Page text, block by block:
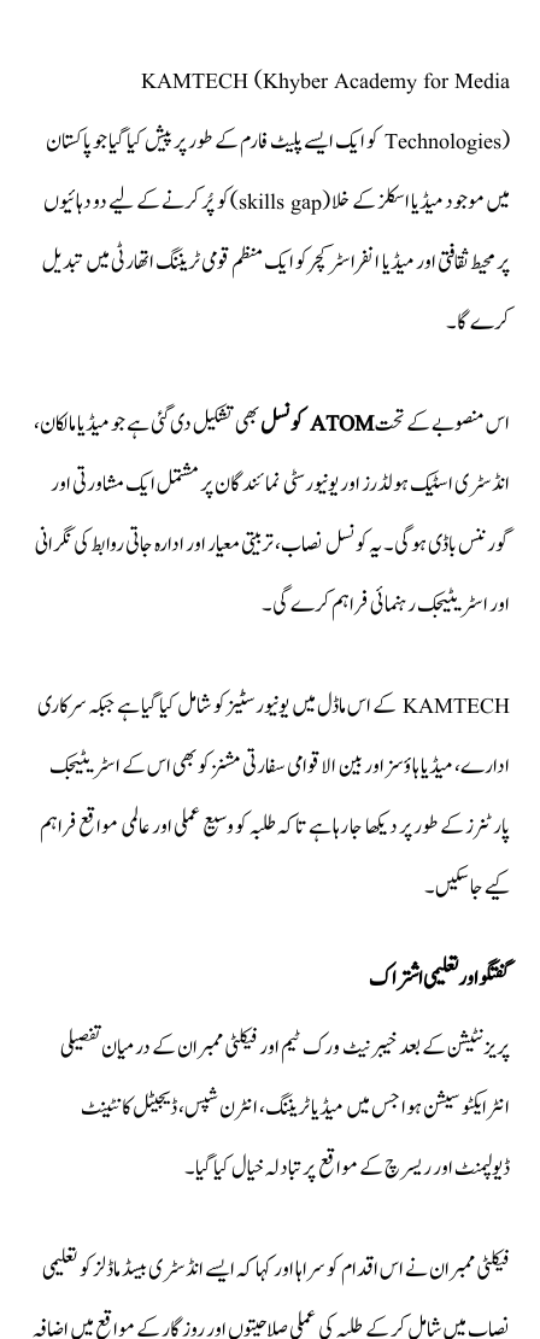
KAMTECH (Khyber Academy for Media
Technologies) کو ایک ایسے پلیٹ فارم کے طور پر پیش کیا گیا جو پاکستان
میں موجود میڈیا اسکلز کے خلا (skills gap) کو پُر کرنے کے لیے دو دہائیوں
پر محیط ثقافتی اور میڈیا انفراسٹرکچر کو ایک منظم قومی ٹریننگ اتھارٹی میں تبدیل
کرے گا۔
اس منصوبے کے تحتATOM کونسل
بھی تشکیل دی گئی ہے جو میڈیا مالکان،
انڈسٹری اسٹیک ہولڈرز اور یونیورسٹی نمائندگان پر مشتمل ایک مشاورتی اور
گورننس باڈی ہوگی۔ یہ کونسل نصاب، تربیتی معیار اور ادارہ جاتی روابط کی نگرانی
اور اسٹریٹیجک رہنمائی فراہم کرے گی۔
KAMTECH کے اس ماڈل میں یونیورسٹیز کو شامل کیا گیا ہے جبکہ سرکاری
ادارے، میڈیا ہاؤسز اور بین الاقوامی سفارتی مشنز کو بھی اس کے اسٹریٹیجک
پارٹنرز کے طور پر دیکھا جا رہا ہے تاکہ طلبہ کو وسیع عملی اور عالمی مواقع فراہم
کیے جا سکیں۔
گفتگو اور تعلیمی اشتراک
پریزنٹیشن کے بعد خیبر نیٹ ورک ٹیم اور فیکلٹی ممبران کے درمیان تفصیلی
انٹرایکٹو سیشن ہوا جس میں میڈیا ٹریننگ، انٹرن شپس، ڈیجیٹل کانٹینٹ
ڈیولپمنٹ اور ریسرچ کے مواقع پر تبادلہ خیال کیا گیا۔
فیکلٹی ممبران نے اس اقدام کو سراہا اور کہا کہ ایسے انڈسٹری بیسڈ ماڈلز کو تعلیمی
نصاب میں شامل کر کے طلبہ کی عملی صلاحیتوں اور روزگار کے مواقع میں اضافہ